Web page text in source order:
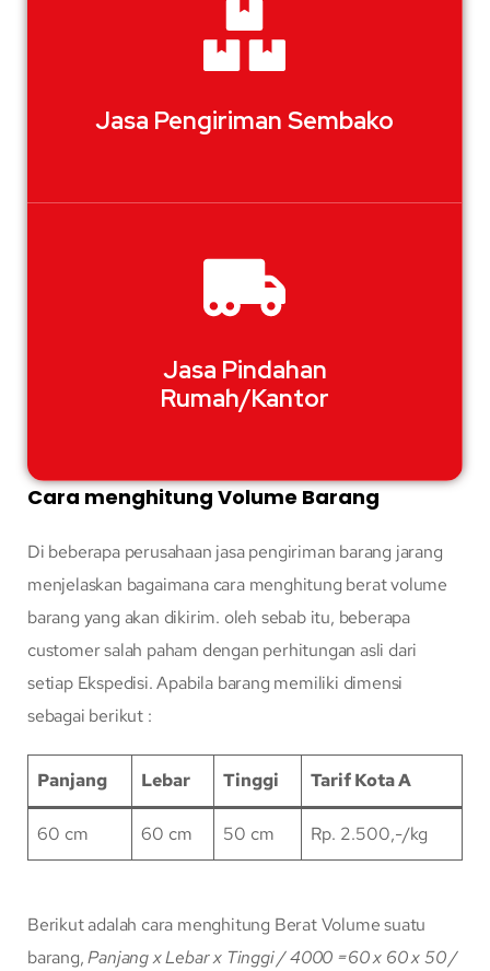
Jasa Pengiriman Sembako
Jasa Pindahan
Rumah/Kantor
Cara menghitung Volume Barang
Di beberapa perusahaan jasa pengiriman barang jarang
menjelaskan bagaimana cara menghitung berat volume
barang yang akan dikirim. oleh sebab itu, beberapa
customer salah paham dengan perhitungan asli dari
setiap Ekspedisi. Apabila barang memiliki dimensi
sebagai berikut :
Panjang Lebar Tinggi Tarif Kota A
60 cm 60 cm 50 cm Rp. 2.500,-/kg
Berikut adalah cara menghitung Berat Volume suatu
barang,Panjang x Lebar x Tinggi / 4000 =60 x 60 x 50 /